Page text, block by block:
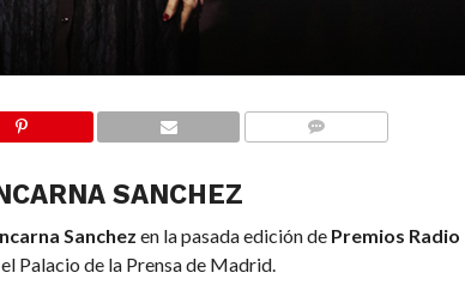
SANCHEZ
Sanchez en la pasada edición dePremios Radio
Palacio de la Prensa de Madrid.